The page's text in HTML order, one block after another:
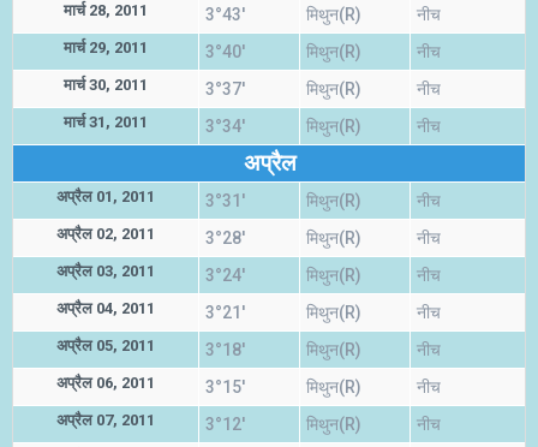
मार्च 28, 2011 3°43' मिथुन(R) नीच
मार्च 29, 2011 3°40' मिथुन(R) नीच
मार्च 30, 2011 3°37' मिथुन(R) नीच
मार्च 31, 2011 3°34' मिथुन(R) नीच
अप्रैल
अप्रैल 01, 2011 3°31' मिथुन(R) नीच
अप्रैल 02, 2011 3°28' मिथुन(R) नीच
अप्रैल 03, 2011 3°24' मिथुन(R) नीच
अप्रैल 04, 2011 3°21' मिथुन(R) नीच
अप्रैल 05, 2011 3°18' मिथुन(R) नीच
अप्रैल 06, 2011 3°15' मिथुन(R) नीच
अप्रैल 07, 2011 3°12' मिथुन(R) नीच